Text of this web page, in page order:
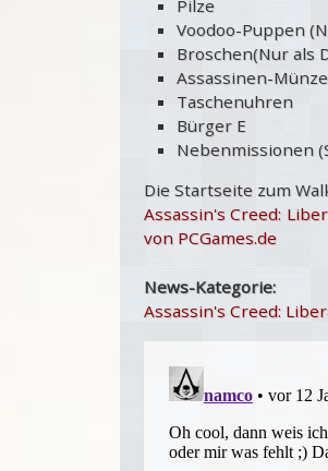
Pilze
Voodoo-Puppen
Broschen(Nur als
Assassinen-
Taschenuhren
Bürger E
Nebenmissionen
Die Startseite zum
Assassin's Creed:
von PCGames.de
News-Kategorie:
Assassin's Creed: